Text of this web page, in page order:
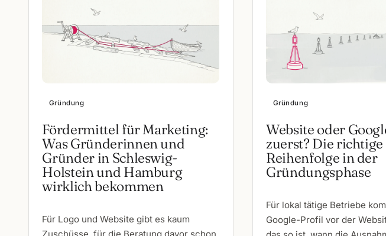
Gründung
Fördermittel für Marketing:
Was Gründerinnen und
Gründer in Schleswig-
Holstein und Hamburg
wirklich bekommen
Für Logo und Website gibt es kaum
Zuschüsse, für die Beratung davor schon.
Gründung
Website oder
zuerst? Die richtige
Reihenfolge in der
Gründungsphase
Für lokal tätige Betriebe
Google-Profil vor der